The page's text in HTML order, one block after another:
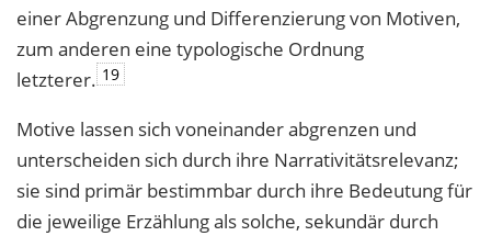
einer Abgrenzung und Differenzierung von Motiven,
zum anderen eine typologische Ordnung
letzterer. 19
Motive lassen sich voneinander abgrenzen und
unterscheiden sich durch ihre Narrativitätsrelevanz;
sie sind primär bestimmbar durch ihre Bedeutung für
die jeweilige Erzählung als solche, sekundär durch